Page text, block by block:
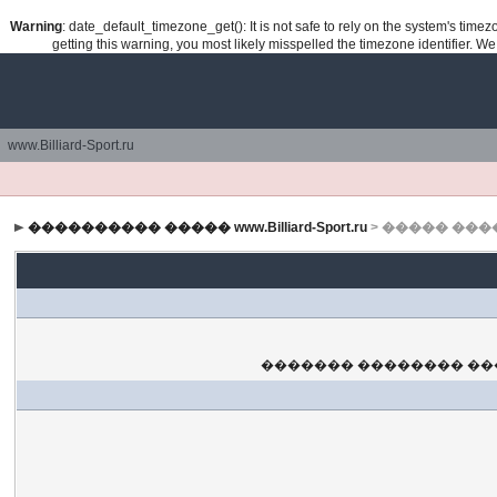
Warning: date_default_timezone_get(): It is not safe to rely on the system's
getting this warning, you most likely misspelled the timezone identifier.
www.Billiard-Sport.ru
���������� ����� www.Billiard-Sport.ru > �����
������� ��������